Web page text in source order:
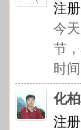
注
今
节
时
化
注